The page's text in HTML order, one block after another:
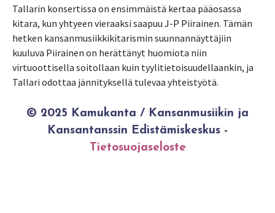
Tallarin konsertissa on ensimmäistä kertaa pääosassa
kitara, kun yhtyeen vieraaksi saapuu J-P Piirainen. Tämän
hetken kansanmusiikkikitarismin suunnannäyttäjiin
kuuluva Piirainen on herättänyt huomiota niin
virtuoottisella soitollaan kuin tyylitietoisuudellaankin, ja
Tallari odottaa jännityksellä tulevaa yhteistyötä.
© 2025 Kamukanta / Kansanmusiikin ja
Kansantanssin Edistämiskeskus -
Tietosuojaseloste